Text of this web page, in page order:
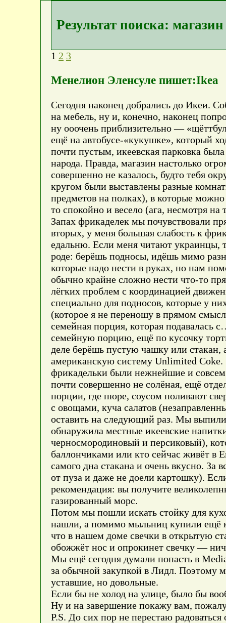
Результат поиска: магазин
1 2 3
Менелион Эленсуле пишет:Ikea
Сегодня наконец добрались до Икеи.
на мебель, ну и, конечно, наконец
ну ооочень приблизительно —
ещё на автобусе-«кукушке», который
почти пустым, икеевская парковка
народа. Правда, магазин настолько
совершенно не казалось, будто тебя
кругом были выставлены разные
предметов на полках), в которые
то спокойно и весело (ага, несмотря на
Запах фрикаделек мы почувствовали
вторых, у меня большая слабость к
едальню. Если меня читают украинцы,
роде: берёшь подносы, идёшь мимо
которые надо нести в руках, но нам
обычно крайне сложно нести что-то
лёгких проблем с координацией
специально для подносов, которые у
(которое я не переношу в прямом
семейная порция, которая
семейную порцию, ещё по кусочку
деле берёшь пустую чашку или
американскую систему Unlimited Coke.
фрикадельки были нежнейшие и
почти совершенно не солёная, ещё
порции, где пюре, соусом поливают
с овощами, куча салатов
оставить на следующий раз. Мы
обнаружила местные икеевские
черносмородиновый и персиковый),
баллончиками или кто сейчас живёт в
самого дна стакана и очень вкусно. За
от пуза и даже не доели картошку).
рекомендация: вы получите
газированный морс.
Потом мы пошли искать стойку для
нашли, а помимо мыльниц купили ещё
что в нашем доме свечки в открытую
обожжёт нос и опрокинет свечку —
Мы ещё сегодня думали попасть в
за обычной закупкой в Лидл. Поэтому
уставшие, но довольные.
Если бы не холод на улице, было бы
Ну и на завершение покажу вам,
P.S. До сих пор не перестаю